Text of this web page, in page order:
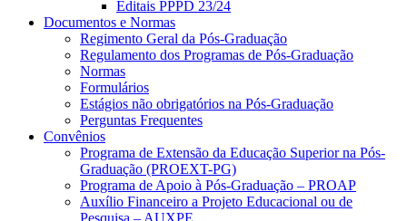
Editais PPPD 23/24
Documentos e Normas
Regimento Geral da Pós-Graduação
Regulamento dos Programas de Pós-Graduação
Normas
Formulários
Estágios não obrigatórios na Pós-Graduação
Perguntas Frequentes
Convênios
Programa de Extensão da Educação Superior na Pós-
Graduação (PROEXT-PG)
Programa de Apoio à Pós-Graduação – PROAP
Auxílio Financeiro a Projeto Educacional ou de
Pesquisa – AUXPE